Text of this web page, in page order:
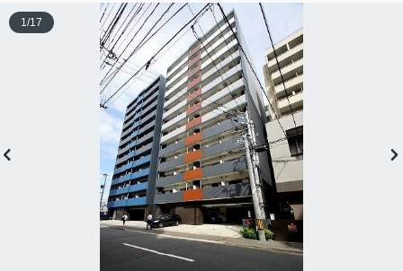
1 /17